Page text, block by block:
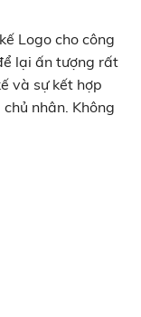
Logo cho công
lại ấn tượng rất
và sự kết hợp
nhân. Không